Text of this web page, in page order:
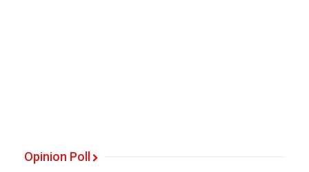
Opinion Poll